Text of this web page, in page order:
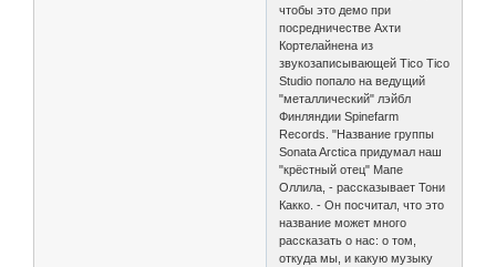
чтобы это демо при
посредничестве Ахти
Кортелайнена из
звукозаписывающей Tico Tico
Studio попало на ведущий
"металлический" лэйбл
Финляндии Spinefarm
Records. "Название группы
Sonata Arctica придумал наш
"крёстный отец" Мапе
Оллила, - рассказывает Тони
Какко. - Он посчитал, что это
название может много
рассказать о нас: о том,
откуда мы, и какую музыку